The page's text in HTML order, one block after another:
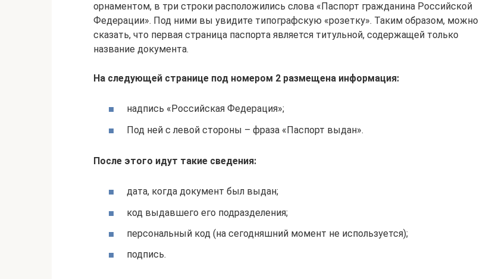
орнаментом, в три строки расположились слова «Паспорт гражданина Российской
Федерации». Под ними вы увидите типографскую «розетку». Таким образом, можно
сказать, что первая страница паспорта является титульной, содержащей только
название документа.
На следующей странице под номером 2 размещена информация:
надпись «Российская Федерация»;
Под ней с левой стороны – фраза «Паспорт выдан».
После этого идут такие сведения:
дата, когда документ был выдан;
код выдавшего его подразделения;
персональный код (на сегодняшний момент не используется);
подпись.